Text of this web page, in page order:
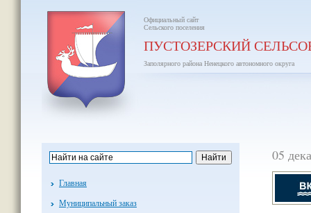
Официальный сайт
Сельского поселения
ПУСТОЗЕРСКИЙ
Заполярного района Ненецкого автономного округа
Главная
Муниципальный заказ
05